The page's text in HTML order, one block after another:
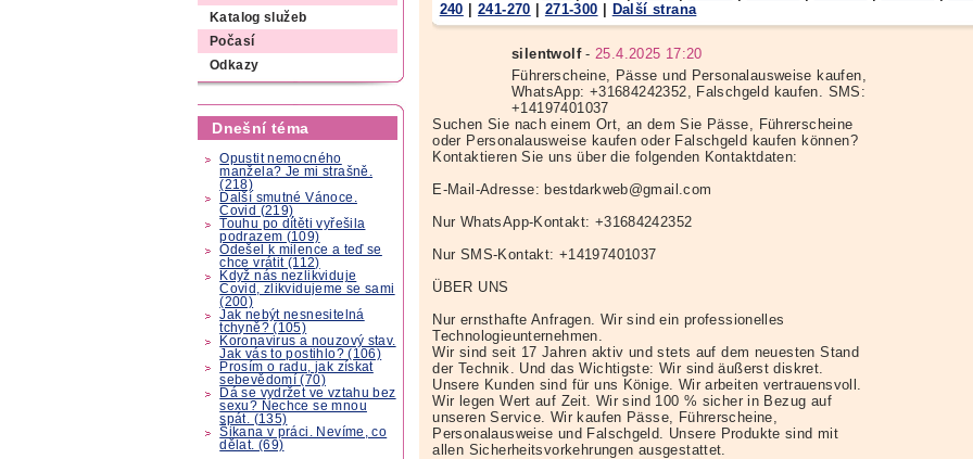
Katalog služeb
Počasí
Odkazy
Dnešní téma
Opustit nemocného
manžela? Je mi strašně.
(218)
Další smutné Vánoce.
Covid (219)
Touhu po dítěti vyřešila
podrazem (109)
Odešel k milence a teď se
chce vrátit (112)
Když nás nezlikviduje
Covid, zlikvidujeme se sami
(200)
Jak nebýt nesnesitelná
tchyně? (105)
Koronavirus a nouzový stav.
Jak vás to postihlo? (106)
Prosím o radu, jak získat
sebevědomí (70)
Dá se vydržet ve vztahu bez
sexu? Nechce se mnou
spát. (135)
Šikana v práci. Nevíme, co
dělat. (69)
240
241-270 271-300 Další strana
silentwolf- 25.4.2025 17:20
Führerscheine, Pässe und Personalausweise kaufen,
WhatsApp: +31684242352, Falschgeld kaufen. SMS:
+14197401037
Suchen Sie nach einem Ort, an dem Sie Pässe, Führerscheine
oder Personalausweise kaufen oder Falschgeld kaufen können?
Kontaktieren Sie uns über die folgenden Kontaktdaten:
E-Mail-Adresse: bestdarkweb@gmail.com
Nur WhatsApp-Kontakt: +31684242352
Nur SMS-Kontakt: +14197401037
ÜBER UNS
Nur ernsthafte Anfragen. Wir sind ein professionelles
Technologieunternehmen.
Wir sind seit 17 Jahren aktiv und stets auf dem neuesten Stand
der Technik. Und das Wichtigste: Wir sind äußerst diskret.
Unsere Kunden sind für uns Könige. Wir arbeiten vertrauensvoll.
Wir legen Wert auf Zeit. Wir sind 100 % sicher in Bezug auf
unseren Service. Wir kaufen Pässe, Führerscheine,
Personalausweise und Falschgeld. Unsere Produkte sind mit
allen Sicherheitsvorkehrungen ausgestattet.